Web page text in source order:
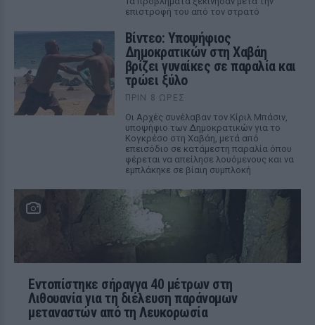
επιστροφή του από τον στρατό
Βίντεο: Υποψήφιος
Δημοκρατικών στη Χαβάη
βρίζει γυναίκες σε παραλία και
τρώει ξύλο
ΠΡΙΝ 8 ΏΡΕΣ
Οι Αρχές συνέλαβαν τον Κίριλ Μπάσιν,
υποψήφιο των Δημοκρατικών για το
Κογκρέσο στη Χαβάη, μετά από
επεισόδιο σε κατάμεστη παραλία όπου
φέρεται να απείλησε λουόμενους και να
εμπλάκηκε σε βίαιη συμπλοκή
Εντοπίστηκε σήραγγα 40 μέτρων στη
Λιθουανία για τη διέλευση παράνομων
μεταναστών από τη Λευκορωσία